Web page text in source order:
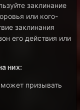
заклинание
или кого-
заклинания
его действия или
них:
призывать